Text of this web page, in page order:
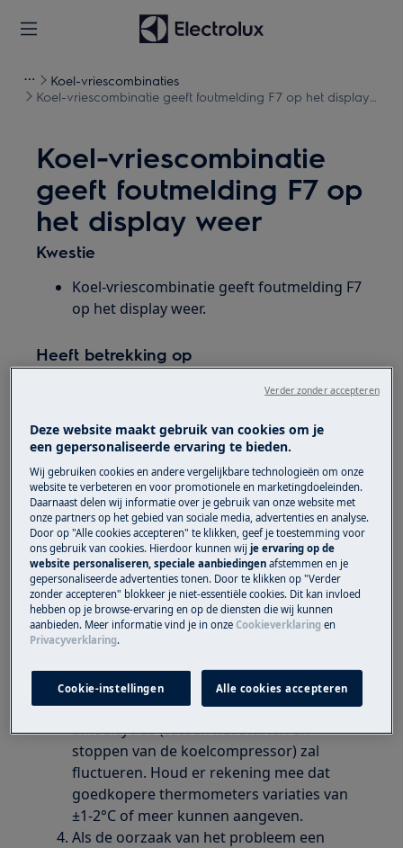
Koel-vriescombinaties
Koel-vriescombinatie geeft foutmelding F7 op het display
Koel-vriescombinatie
geeft foutmelding F7 op
het display weer
Kwestie
Koel-vriescombinatie geeft foutmelding F7
op het display weer.
Heeft betrekking op
Oplossing
Vermijd langdurig open laten van de deur.
Controleer of de volledig gesloten is.
Controleer of het apparaat goed koelt.
Meet de temperatuur met een
thermometer in een glas water dat in het
koelgedeelte geplaatst is. Als de
luchttemperatuur tussen +4 tot +5°C ligt,
functioneert de koelkast op de juiste
manier. De kerntemperatuur van
levensmiddelen is belangrijker dan de
binnentemperatuur van de koelkast,
omdat de luchttemperatuur tijdens iedere
afkoelcyclus (tussen het starten en
stoppen van de koelcompressor) zal
fluctueren. Houd er rekening mee dat
goedkopere thermometers variaties van
±1-2°C of meer kunnen aangeven.
Als de oorzaak van het probleem een
Deze website maakt gebruik van cookies om je
een gepersonaliseerde ervaring te bieden.
Wij gebruiken cookies en andere vergelijkbare technologieën om onze
website te verbeteren en voor promotionele en marketingdoeleinden.
Daarnaast delen wij informatie over je gebruik van onze website met
onze partners op het gebied van sociale media, advertenties en analyse.
Door op "Alle cookies accepteren" te klikken, geef je toestemming voor
ons gebruik van cookies. Hierdoor kunnen wijje ervaring op de
website personaliseren, speciale aanbiedingen afstemmen en je
gepersonaliseerde advertenties tonen. Door te klikken op "Verder
zonder accepteren" blokkeer je niet-essentiële cookies. Dit kan invloed
hebben op je browse-ervaring en op de diensten die wij kunnen
aanbieden. Meer informatie vind je in onzeCookieverklaring en
Privacyverklaring.
Cookie-instellingen Alle cookies accepteren
Verder zonder accepteren